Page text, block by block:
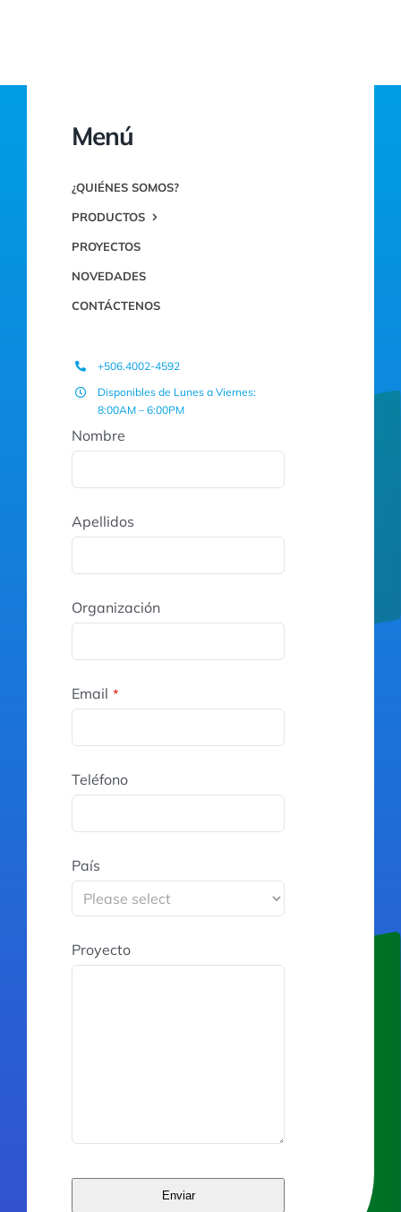
Menú
¿QUIÉNES SOMOS?
PRODUCTOS
PROYECTOS
NOVEDADES
CONTÁCTENOS
+506.4002-4592
Disponibles de Lunes a Viernes:
8:00AM – 6:00PM
Nombre
Apellidos
Organización
Email *
Teléfono
País
Proyecto
Enviar